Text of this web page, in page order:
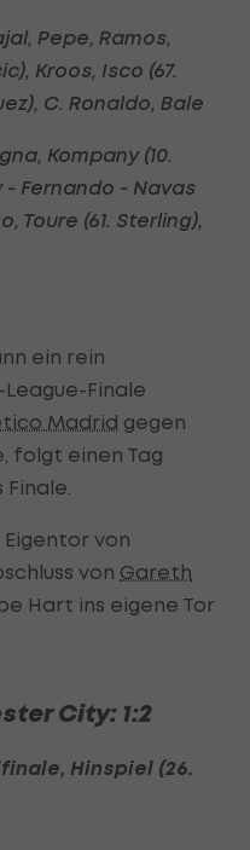
Pepe, Ramos,
Kroos, Isco (67.
C. Ronaldo, Bale
Kompany (10.
Fernando - Navas
Toure (61. Sterling),
ein rein
Finale
Madrid gegen
folgt einen Tag
von
von Gareth
Hart ins eigene Tor
City: 1:2
Hinspiel (26.